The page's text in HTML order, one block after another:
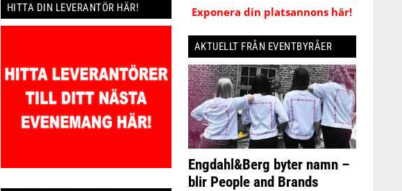
HITTA DIN LEVERANTÖR HÄR! Exponera din platsannons här!
AKTUELLT FRÅN EVENTBYRÅER
Engdahl&Berg byter namn –
blir People and Brands